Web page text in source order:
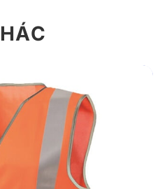
nhân cơ khí hiện đại